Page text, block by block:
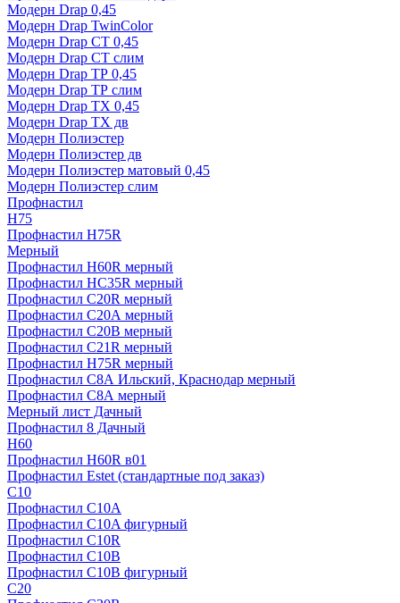
Модерн Drap 0,45
Модерн Drap TwinColor
Модерн Drap СТ 0,45
Модерн Drap СТ слим
Модерн Drap ТР 0,45
Модерн Drap ТР слим
Модерн Drap ТХ 0,45
Модерн Drap ТХ дв
Модерн Полиэстер
Модерн Полиэстер дв
Модерн Полиэстер матовый 0,45
Модерн Полиэстер слим
Профнастил
H75
Профнастил H75R
Мерный
Профнастил H60R мерный
Профнастил HC35R мерный
Профнастил С20R мерный
Профнастил С20А мерный
Профнастил С20В мерный
Профнастил С21R мерный
Профнастил Н75R мерный
Профнастил С8А Ильский, Краснодар мерный
Профнастил С8А мерный
Мерный лист Дачный
Профнастил 8 Дачный
Н60
Профнастил H60R в01
Профнастил Estet (стандартные под заказ)
C10
Профнастил С10A
Профнастил С10A фигурный
Профнастил С10R
Профнастил С10В
Профнастил С10В фигурный
C20